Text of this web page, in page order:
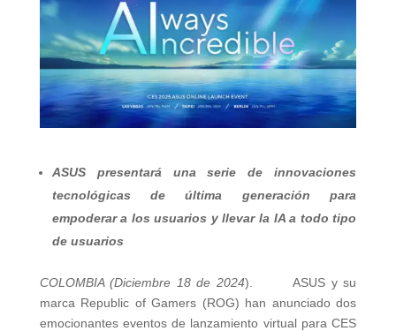
ASUS presentará una serie de innovaciones
tecnológicas de última generación para
empoderar a los usuarios y llevar la IA a todo tipo
de usuarios
COLOMBIA (Diciembre 18 de 2024). ASUS y su
marca Republic of Gamers (ROG) han anunciado dos
emocionantes eventos de lanzamiento virtual para CES